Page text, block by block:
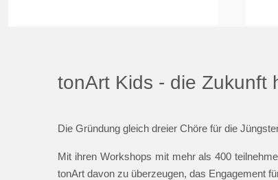
tonArt Kids - die Zukunft
Die Gründung gleich dreier Chöre für die
Mit ihren Workshops mit mehr als 400
tonArt davon zu überzeugen, das Engagement